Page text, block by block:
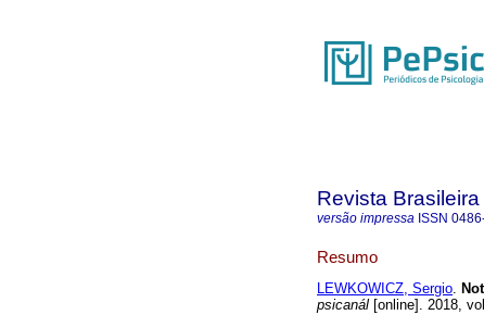
Revista
versão impressa ISSN
Resumo
LEWKOWICZ, Sergio.
psicanál [online]. 2018,